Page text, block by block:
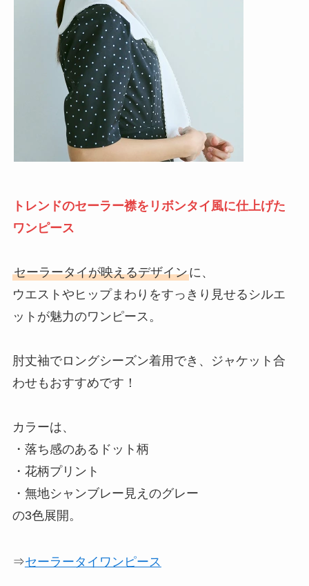
トレンドのセーラー襟をリボンタイ風に仕上げた
ワンピース
セーラータイが映えるデザインに、
ウエストやヒップまわりをすっきり見せるシルエ
ットが魅力のワンピース。
肘丈袖でロングシーズン着用でき、ジャケット合
わせもおすすめです！
カラーは、
・落ち感のあるドット柄
・花柄プリント
・無地シャンブレー見えのグレー
の3色展開。
⇒セーラータイワンピース